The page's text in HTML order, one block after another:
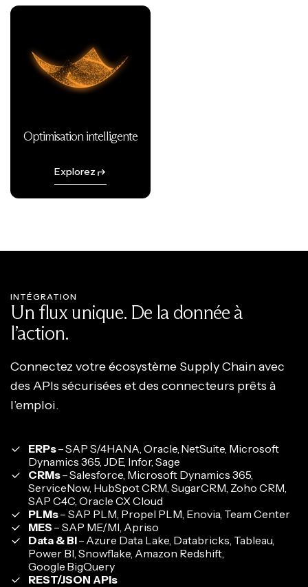
Optimisation intelligente
Explorez
INTÉGRATION
Un flux unique. De la donnée à
l’action.
Connectez votre écosystème Supply Chain avec
des APIs sécurisées et des connecteurs prêts à
l’emploi.
ERPs– SAP S/4HANA, Oracle, NetSuite, Microsoft
Dynamics 365, JDE, Infor, Sage
CRMs– Salesforce, Microsoft Dynamics 365,
ServiceNow, HubSpot CRM, SugarCRM, Zoho CRM,
SAP C4C, Oracle CX Cloud
PLMs– SAP PLM, Propel PLM, Enovia, Team Center
MES – SAP ME/MI, Apriso
Data & BI– Azure Data Lake, Databricks, Tableau,
Power BI, Snowflake, Amazon Redshift,
Google BigQuery
REST/JSON APIs